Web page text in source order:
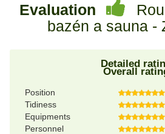
Evaluation
bazén a sauna -
Detailed
Overall
Position
Tidiness
Equipments
Personnel